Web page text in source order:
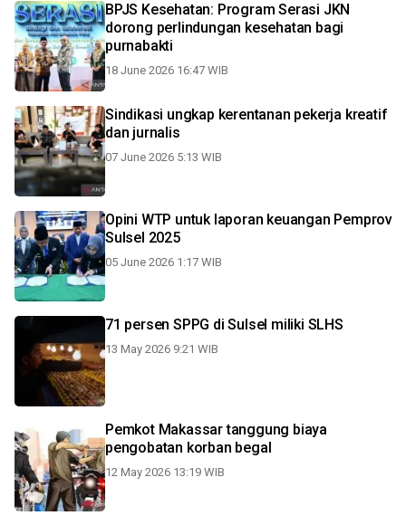
BPJS Kesehatan: Program Serasi JKN
dorong perlindungan kesehatan bagi
purnabakti
18 June 2026 16:47 WIB
Sindikasi ungkap kerentanan pekerja kreatif
dan jurnalis
07 June 2026 5:13 WIB
Opini WTP untuk laporan keuangan Pemprov
Sulsel 2025
05 June 2026 1:17 WIB
71 persen SPPG di Sulsel miliki SLHS
13 May 2026 9:21 WIB
Pemkot Makassar tanggung biaya
pengobatan korban begal
12 May 2026 13:19 WIB